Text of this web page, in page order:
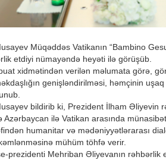
Müqəddəs Vatikanın “Bambino
etdiyi nümayəndə heyəti ilə görüşüb.
xidmətindən verilən məlumata görə,
genişləndirilməsi, həmçinin uşaq
bildirib ki, Prezident İlham Əliyevin
Azərbaycan ilə Vatikan arasında
humanitar və mədəniyyətlərarası
mühüm töhfə verir.
prezidenti Mehriban Əliyevanın